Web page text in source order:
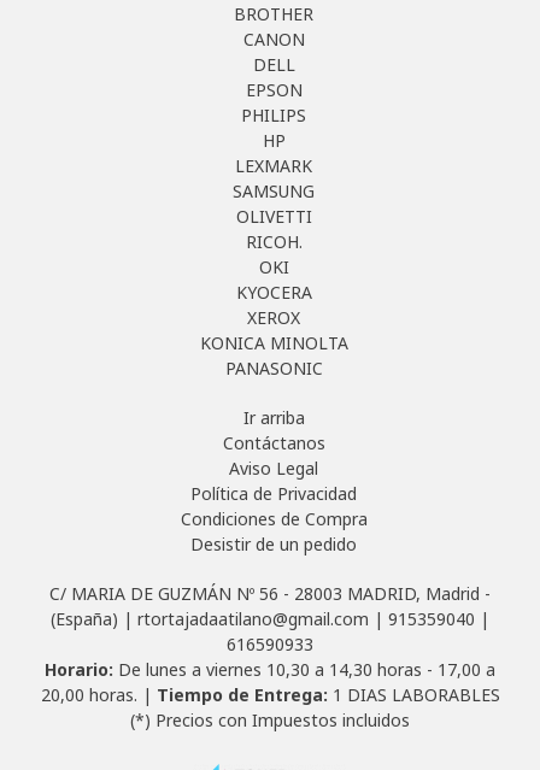
BROTHER
CANON
DELL
EPSON
PHILIPS
HP
LEXMARK
SAMSUNG
OLIVETTI
RICOH.
OKI
KYOCERA
XEROX
KONICA MINOLTA
PANASONIC
Ir arriba
Contáctanos
Aviso Legal
Política de Privacidad
Condiciones de Compra
Desistir de un pedido
C/ MARIA DE GUZMÁN Nº 56 - 28003 MADRID, Madrid -
(España) | rtortajadaatilano@gmail.com | 915359040 |
616590933
Horario: De lunes a viernes 10,30 a 14,30 horas - 17,00 a
20,00 horas. | Tiempo de Entrega: 1 DIAS LABORABLES
(*) Precios con Impuestos incluidos